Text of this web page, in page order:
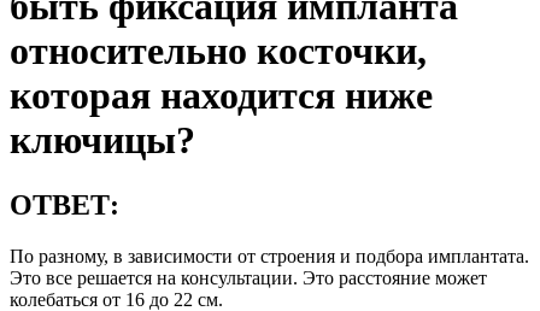
относительно косточки,
которая находится ниже
ключицы?
ОТВЕТ:
По разному, в зависимости от строения и подбора имплантата.
Это все решается на консультации. Это расстояние может
колебаться от 16 до 22 см.